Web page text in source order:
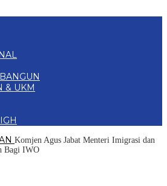
& UKM
Komjen Agus Jabat Menteri Imigrasi dan
Bagi IWO